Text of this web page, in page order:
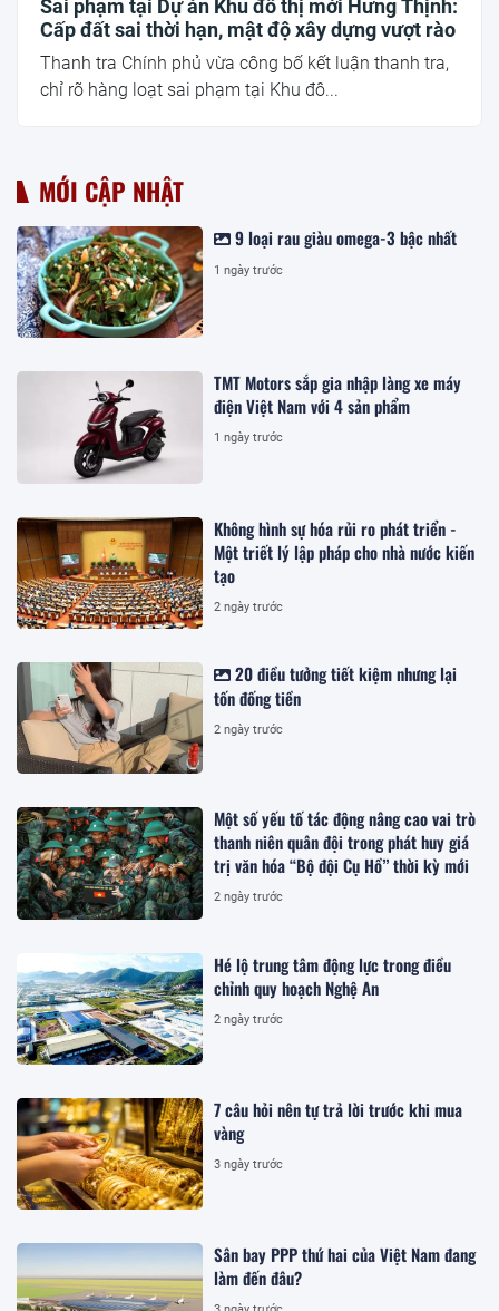
Sai phạm tại Dự án Khu đô thị mới Hưng Thịnh:
Cấp đất sai thời hạn, mật độ xây dựng vượt rào
Thanh tra Chính phủ vừa công bố kết luận thanh tra,
chỉ rõ hàng loạt sai phạm tại Khu đô...
MỚI CẬP NHẬT
9 loại rau giàu omega-3 bậc nhất
1 ngày trước
TMT Motors sắp gia nhập làng xe máy
điện Việt Nam với 4 sản phẩm
1 ngày trước
Không hình sự hóa rủi ro phát triển -
Một triết lý lập pháp cho nhà nước kiến
tạo
2 ngày trước
20 điều tưởng tiết kiệm nhưng lại
tốn đống tiền
2 ngày trước
Một số yếu tố tác động nâng cao vai trò
thanh niên quân đội trong phát huy giá
trị văn hóa “Bộ đội Cụ Hồ” thời kỳ mới
2 ngày trước
Hé lộ trung tâm động lực trong điều
chỉnh quy hoạch Nghệ An
2 ngày trước
7 câu hỏi nên tự trả lời trước khi mua
vàng
3 ngày trước
Sân bay PPP thứ hai của Việt Nam đang
làm đến đâu?